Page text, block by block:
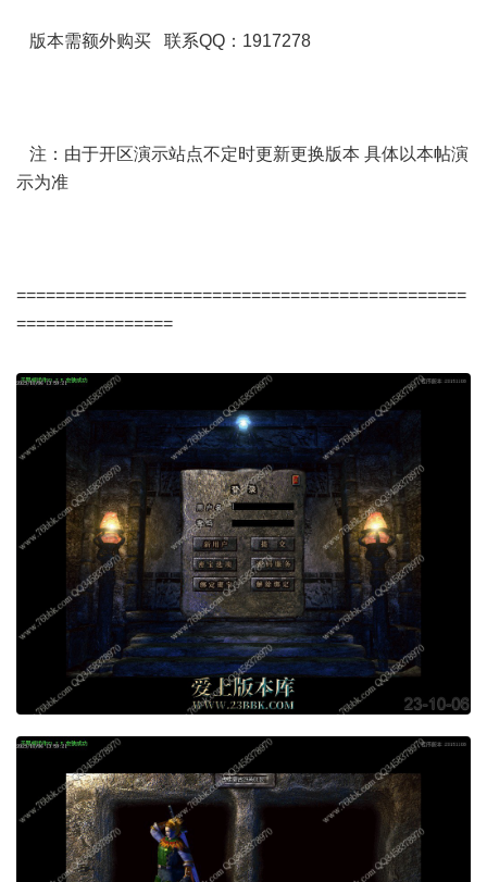
版本需额外购买 联系QQ：1917278
注：由于开区演示站点不定时更新更换版本 具体以本帖演
示为准
==============================================
================